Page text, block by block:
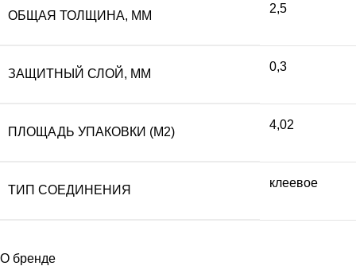
ОБЩАЯ ТОЛЩИНА, ММ
2,5
ЗАЩИТНЫЙ СЛОЙ, ММ
0,3
ПЛОЩАДЬ УПАКОВКИ (М2)
4,02
ТИП СОЕДИНЕНИЯ
клеевое
О бренде